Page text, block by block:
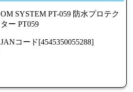
OM SYSTEM PT-059 防水プロテク
ター PT059
JANコード[4545350055288]